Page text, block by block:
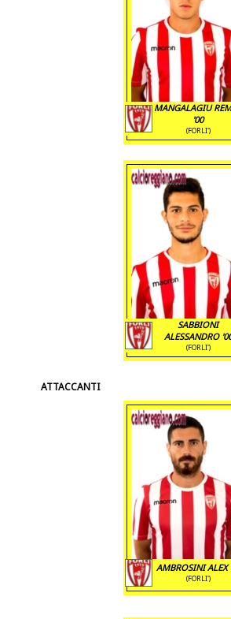
MANGALAGIU
'00
(FORLI')
SABBIONI
ALESSANDRO
(FORLI')
ATTACCANTI
AMBROSINI ALEX
(FORLI')